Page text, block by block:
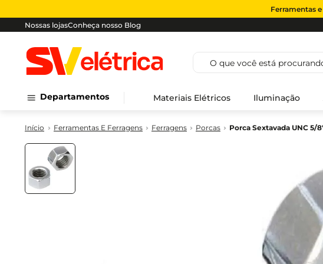
Ferramentas
Nossas lojasConheça nosso Blog
O que você está
Departamentos Materiais Elétricos Iluminação
Ferramentas E Ferragens Ferragens Porcas Porca Sextavada UNC 5/